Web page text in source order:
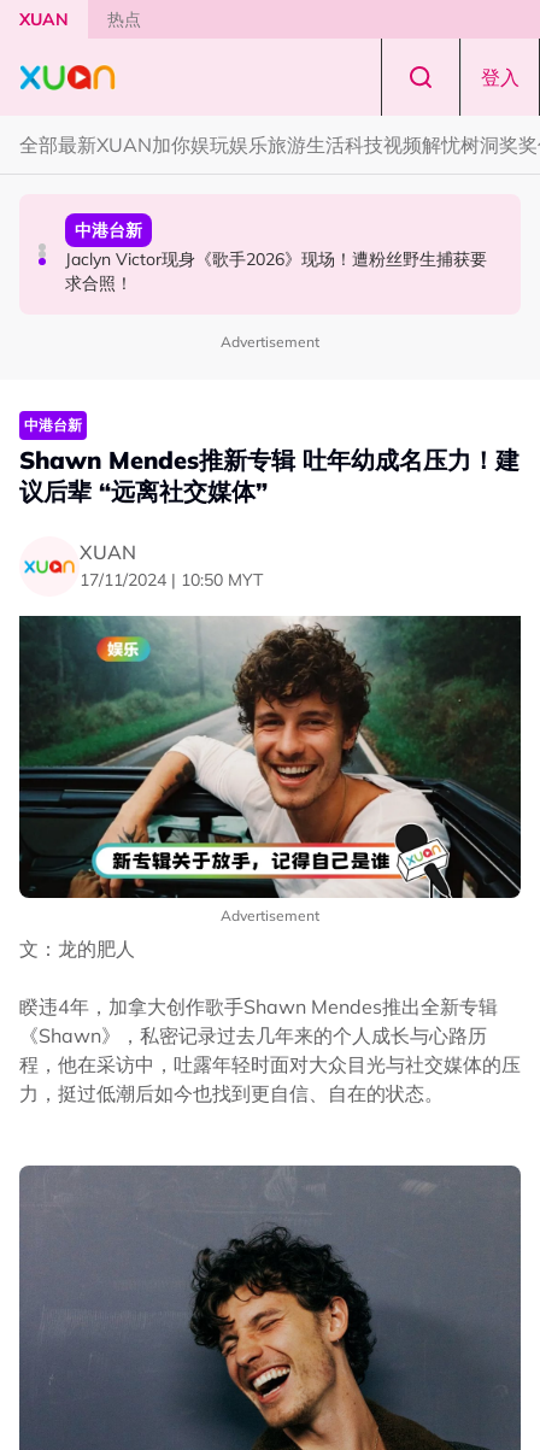
Skip to main content
XUAN 热点
登入
全部最新XUAN加你娱玩娱乐旅游生活科技视频解忧树洞奖
国际星闻
YG大楼遭女粉持高尔夫球杆猛砸！BLACKPINK 10周年最
新进展曝光！
中港台新
Jaclyn Victor现身《歌手2026》现场！遭粉丝野生捕获要
求合照！
中港台新
中国《歌手2026》 “歌王之战” 成绩出炉！胡彦斌夺得歌王
宝座！
Advertisement
中港台新
Shawn Mendes推新专辑 吐年幼成名压力！建
议后辈 “远离社交媒体”
XUAN
17/11/2024 | 10:50 MYT
Advertisement
文：龙的肥人
睽违4年，加拿大创作歌手Shawn Mendes推出全新专辑
《Shawn》，私密记录过去几年来的个人成长与心路历
程，他在采访中，吐露年轻时面对大众目光与社交媒体的压
力，挺过低潮后如今也找到更自信、自在的状态。